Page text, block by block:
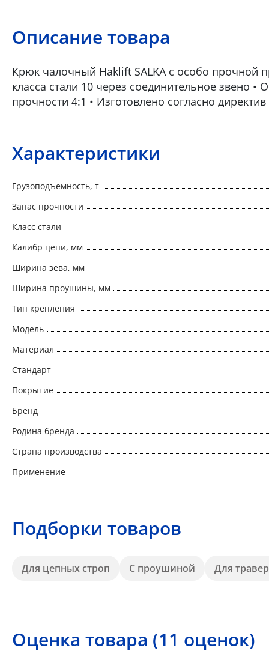
Описание товара
Крюк чалочный Haklift SALKA с особо прочной
класса стали 10 через соединительное звено
прочности 4:1 • Изготовлено согласно
Характеристики
Грузоподъемность, т
Запас прочности
Класс стали
Калибр цепи, мм
Ширина зева, мм
Ширина проушины, мм
Тип крепления
Модель
Материал
Стандарт
Покрытие
Бренд
Родина бренда
Страна производства
Применение
Подборки товаров
Для цепных строп С проушиной Для
Оценка товара (11 оценок)